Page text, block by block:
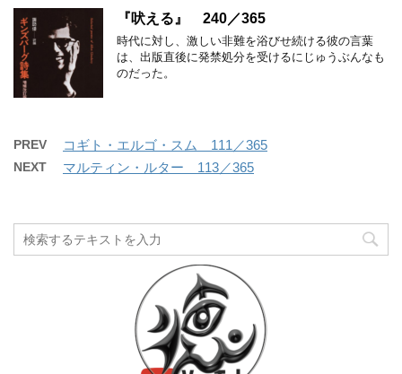
『吠える』 240／365
時代に対し、激しい非難を浴びせ続ける彼の言葉
は、出版直後に発禁処分を受けるにじゅうぶんなも
のだった。
PREV コギト・エルゴ・スム 111／365
NEXT マルティン・ルター 113／365